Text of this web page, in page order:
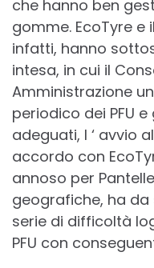
che hanno ben
gomme. EcoTyre e
infatti, hanno
intesa, in cui il
Amministrazione
periodico dei PFU
adeguati, l ‘ avvio
accordo con
annoso per
geografiche, ha
serie di difficoltà
PFU con